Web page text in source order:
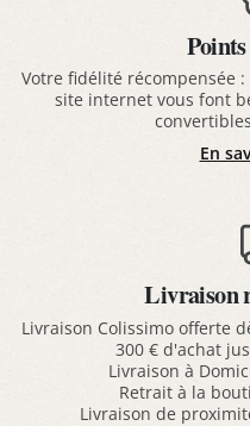
Votre fidélité récompensée
site internet vous font
En
Livraison
Livraison Colissimo offerte
300 € d'achat
Livraison à
Retrait à la
Livraison de